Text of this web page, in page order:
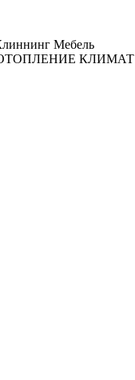
Мебель
КЛИМАТ